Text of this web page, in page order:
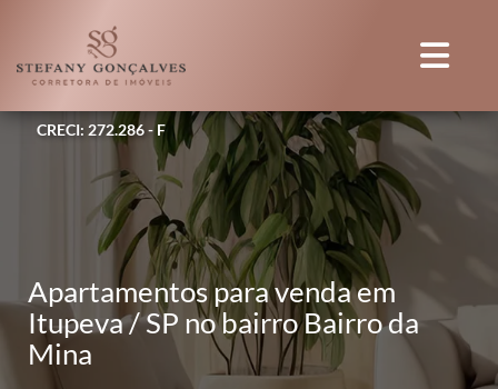
CRECI: 272.286 - F
Apartamentos para venda em
Itupeva / SP no bairro Bairro da
Mina